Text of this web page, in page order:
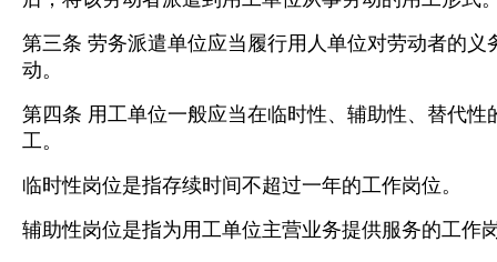
第三条 劳务派遣单位应当履行用人单位对劳动者的义
动。
第四条 用工单位一般应当在临时性、辅助性、替代性
工。
临时性岗位是指存续时间不超过一年的工作岗位。
辅助性岗位是指为用工单位主营业务提供服务的工作